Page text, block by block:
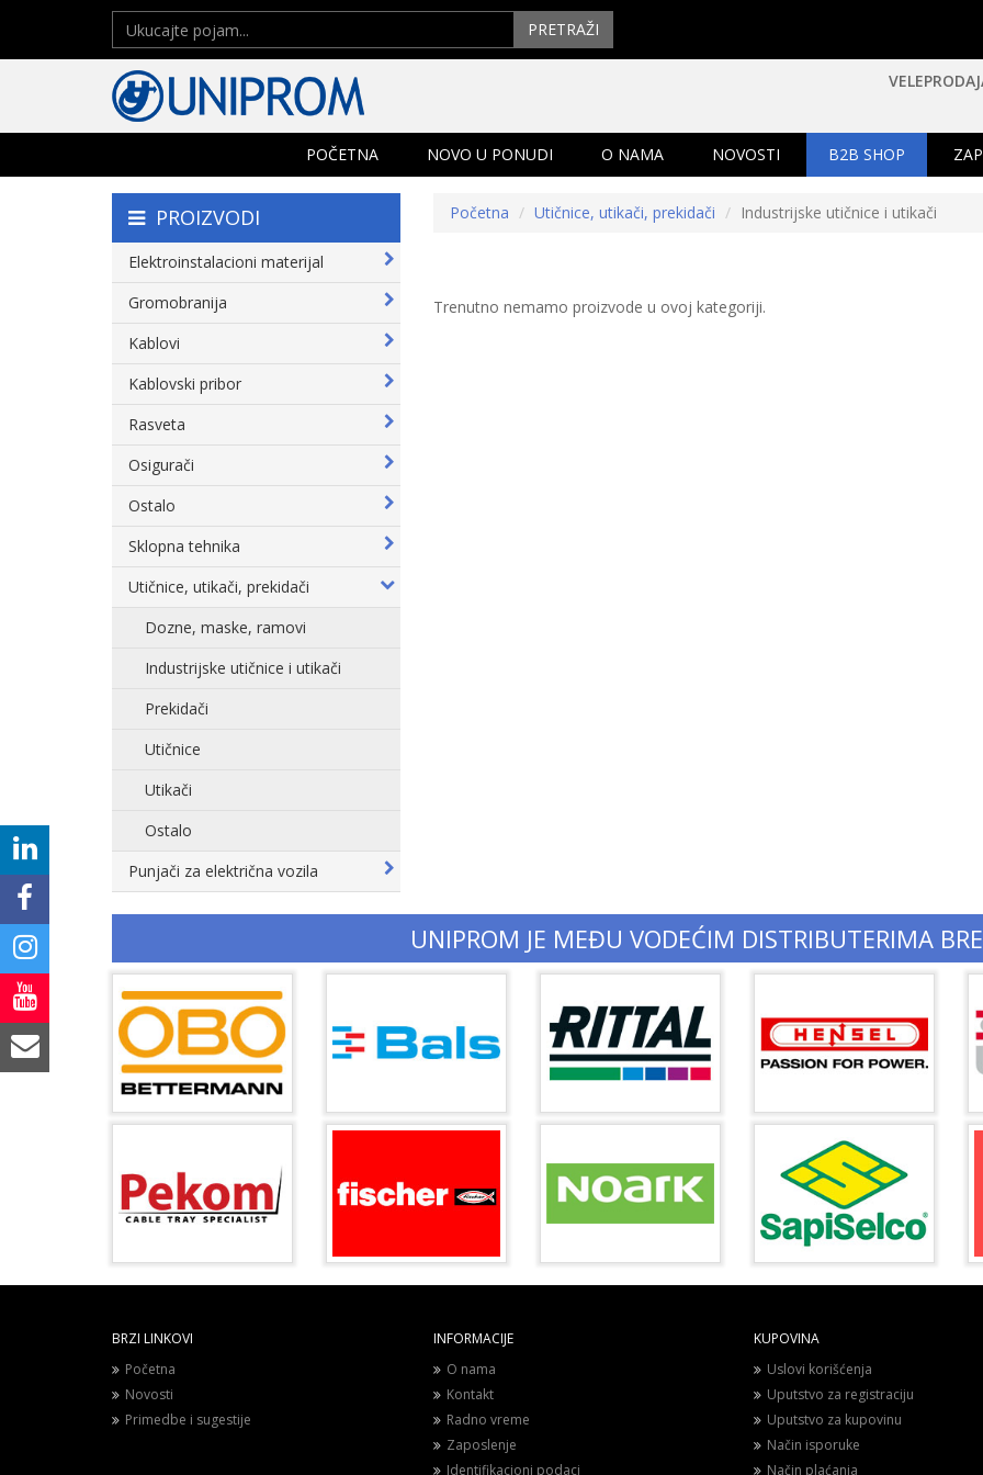
PRETRAŽI
POČETNA
NOVO U PONUDI O NAMA NOVOSTI B2B SHOP
PROIZVODI
Elektroinstalacioni materijal
Gromobranija
Kablovi
Kablovski pribor
Rasveta
Osigurači
Ostalo
Sklopna tehnika
Utičnice, utikači, prekidači
Dozne, maske, ramovi
Industrijske utičnice i utikači
Prekidači
Utičnice
Utikači
Ostalo
Punjači za električna vozila
Početna Utičnice, utikači, prekidači Industrijske utičnice i utikači
Trenutno nemamo proizvode u ovoj kategoriji.
UNIPROM JE MEĐU VODEĆIM DISTRIBUTERIMA
BRZI LINKOVI
Početna
Novosti
Primedbe i sugestije
INFORMACIJE
O nama
Kontakt
Radno vreme
Zaposlenje
Identifikacioni podaci
KUPOVINA
Uslovi korišćenja
Uputstvo za registraciju
Uputstvo za kupovinu
Način isporuke
Način plaćanja